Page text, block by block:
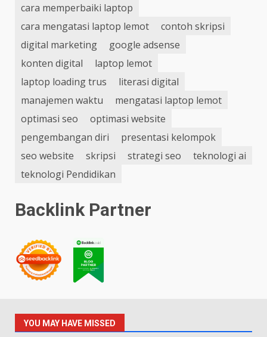
cara memperbaiki laptop
cara mengatasi laptop lemot
contoh skripsi
digital marketing
google adsense
konten digital
laptop lemot
laptop loading trus
literasi digital
manajemen waktu
mengatasi laptop lemot
optimasi seo
optimasi website
pengembangan diri
presentasi kelompok
seo website
skripsi strategi seo
teknologi ai
teknologi Pendidikan
Backlink Partner
YOU MAY HAVE MISSED